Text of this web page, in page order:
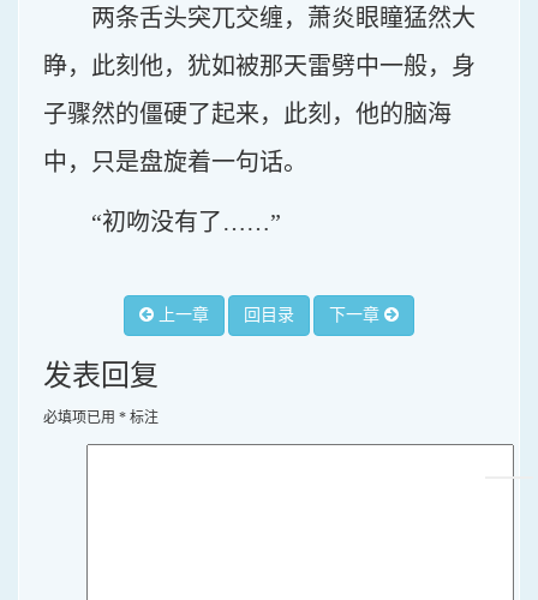
两条舌头突兀交缠，萧炎眼瞳猛然大
睁，此刻他，犹如被那天雷劈中一般，身
子骤然的僵硬了起来，此刻，他的脑海
中，只是盘旋着一句话。
“初吻没有了……”
上一章 回目录 下一章
发表回复
必填项已用 * 标注